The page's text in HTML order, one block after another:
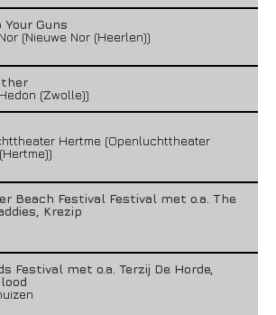
Your Guns
(Nieuwe Nor (Heerlen))
(Zwolle))
Hertme (Openluchttheater
Beach Festival Festival met o.a. The
Krezip
Festival met o.a. Terzij De Horde,